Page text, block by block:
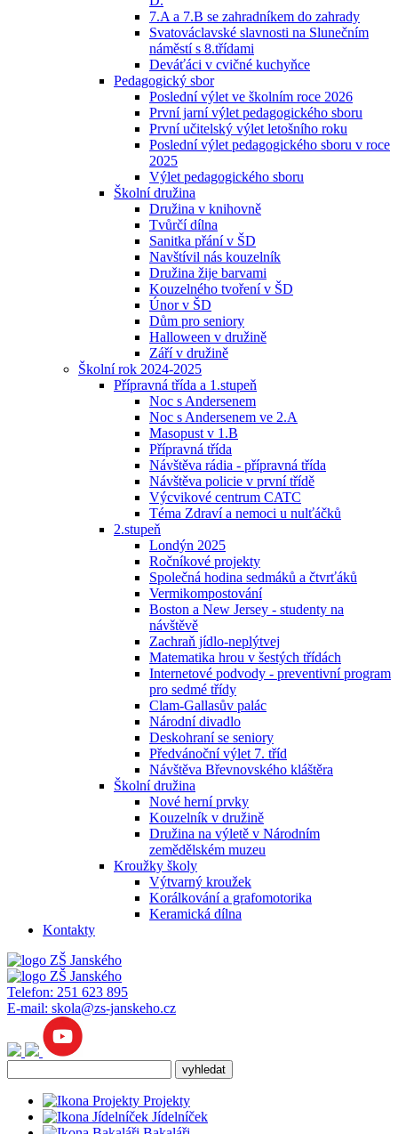
7.A a 7.B se zahradníkem do zahrady
Svatováclavské slavnosti na Slunečním
náměstí s 8.třídami
Deváťáci v cvičné kuchyňce
Pedagogický sbor
Poslední výlet ve školním roce 2026
První jarní výlet pedagogického sboru
První učitelský výlet letošního roku
Poslední výlet pedagogického sboru v roce
2025
Výlet pedagogického sboru
Školní družina
Družina v knihovně
Tvůrčí dílna
Sanitka přání v ŠD
Navštívil nás kouzelník
Družina žije barvami
Kouzelného tvoření v ŠD
Únor v ŠD
Dům pro seniory
Halloween v družině
Září v družině
Školní rok 2024-2025
Přípravná třída a 1.stupeň
Noc s Andersenem
Noc s Andersenem ve 2.A
Masopust v 1.B
Přípravná třída
Návštěva rádia - přípravná třída
Návštěva policie v první třídě
Výcvikové centrum CATC
Téma Zdraví a nemoci u nulťáčků
2.stupeň
Londýn 2025
Ročníkové projekty
Společná hodina sedmáků a čtvrťáků
Vermikompostování
Boston a New Jersey - studenty na
návštěvě
Zachraň jídlo-neplýtvej
Matematika hrou v šestých třídách
Internetové podvody - preventivní program
pro sedmé třídy
Clam-Gallasův palác
Národní divadlo
Deskohraní se seniory
Předvánoční výlet 7. tříd
Návštěva Břevnovského kláštěra
Školní družina
Nové herní prvky
Kouzelník v družině
Družina na výletě v Národním
zemědělském muzeu
Kroužky školy
Výtvarný kroužek
Korálkování a grafomotorika
Keramická dílna
Kontakty
Telefon: 251 623 895
E-mail: skola@zs-janskeho.cz
Projekty
Jídelníček